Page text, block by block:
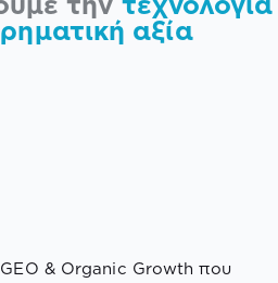
αξία
& Organic Growth που